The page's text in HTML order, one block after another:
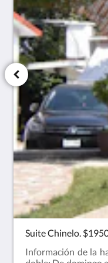
Suite Chinelo.
Información de la